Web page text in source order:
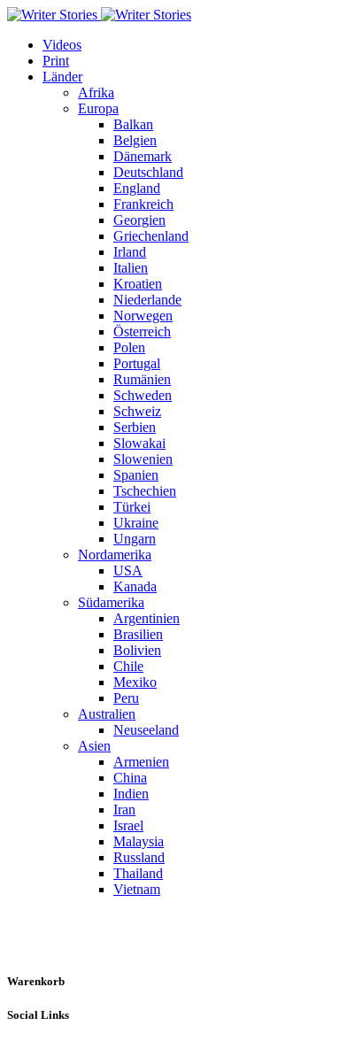
Videos
Print
Länder
Afrika
Europa
Balkan
Belgien
Dänemark
Deutschland
England
Frankreich
Georgien
Griechenland
Irland
Italien
Kroatien
Niederlande
Norwegen
Österreich
Polen
Portugal
Rumänien
Schweden
Schweiz
Serbien
Slowakai
Slowenien
Spanien
Tschechien
Türkei
Ukraine
Ungarn
Nordamerika
USA
Kanada
Südamerika
Argentinien
Brasilien
Bolivien
Chile
Mexiko
Peru
Australien
Neuseeland
Asien
Armenien
China
Indien
Iran
Israel
Malaysia
Russland
Thailand
Vietnam
Warenkorb
Social Links